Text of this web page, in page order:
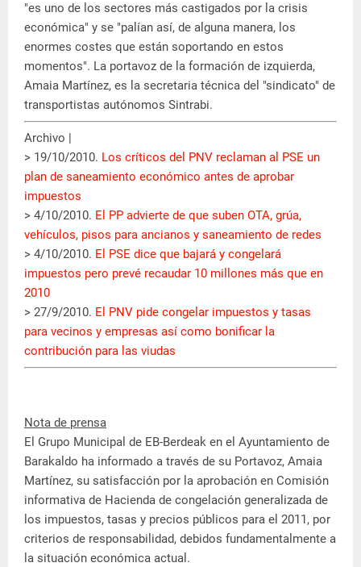
"es uno de los sectores más castigados por la crisis
económica" y se "palían así, de alguna manera, los
enormes costes que están soportando en estos
momentos". La portavoz de la formación de izquierda,
Amaia Martínez, es la secretaria técnica del "sindicato" de
transportistas autónomos Sintrabi.
Archivo |
> 19/10/2010. Los críticos del PNV reclaman al PSE un
plan de saneamiento económico antes de aprobar
impuestos
> 4/10/2010. El PP advierte de que suben OTA, grúa,
vehículos, pisos para ancianos y saneamiento de redes
> 4/10/2010. El PSE dice que bajará y congelará
impuestos pero prevé recaudar 10 millones más que en
2010
> 27/9/2010. El PNV pide congelar impuestos y tasas
para vecinos y empresas así como bonificar la
contribución para las viudas
Nota de prensa
El Grupo Municipal de EB-Berdeak en el Ayuntamiento de
Barakaldo ha informado a través de su Portavoz, Amaia
Martínez, su satisfacción por la aprobación en Comisión
informativa de Hacienda de congelación generalizada de
los impuestos, tasas y precios públicos para el 2011, por
criterios de responsabilidad, debidos fundamentalmente a
la situación económica actual.